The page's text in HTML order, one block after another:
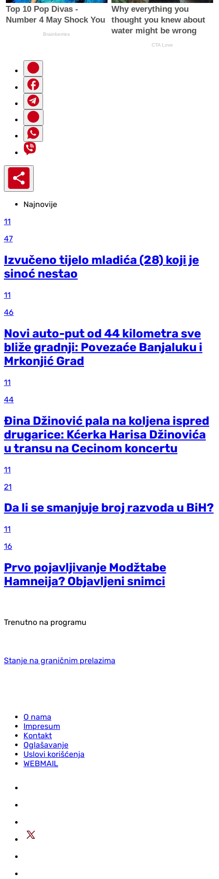
Najnovije
11
47
Izvučeno tijelo mladića (28) koji je
sinoć nestao
11
46
Novi auto-put od 44 kilometra sve
bliže gradnji: Povezaće Banjaluku i
Mrkonjić Grad
11
44
Đina Džinović pala na koljena ispred
drugarice: Kćerka Harisa Džinovića
u transu na Cecinom koncertu
11
21
Da li se smanjuje broj razvoda u BiH?
11
16
Prvo pojavljivanje Modžtabe
Hamneija? Objavljeni snimci
Trenutno na programu
Stanje na graničnim prelazima
O nama
Impresum
Kontakt
Oglašavanje
Uslovi korišćenja
WEBMAIL